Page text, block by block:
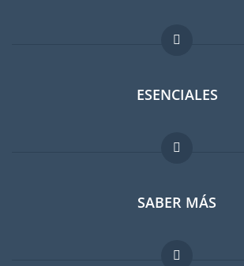
ESENCIALES
Foro para expatriados
Guia para expatriados
Trabajos en el extranjero
SABER MÁS
FAQ